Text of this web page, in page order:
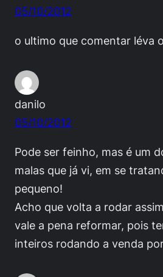
05/10/2012
o ultimo que comentar léva
danilo
05/10/2012
Pode ser feinho, mas é um
malas que já vi, em se
pequeno!
Acho que volta a rodar
vale a pena reformar, pois
inteiros rodando a venda